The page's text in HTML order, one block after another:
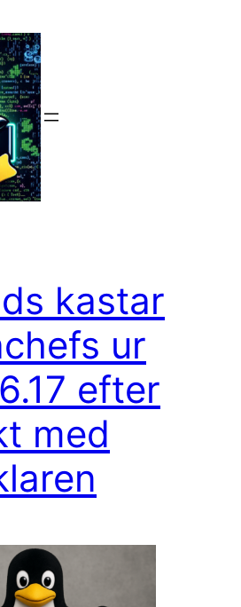
kastar
ur
efter
med